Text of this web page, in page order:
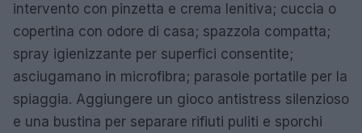
intervento con pinzetta e crema lenitiva; cuccia o
copertina con odore di casa; spazzola compatta;
spray igienizzante per superfici consentite;
asciugamano in microfibra; parasole portatile per la
spiaggia. Aggiungere un gioco antistress silenzioso
e una bustina per separare rifiuti puliti e sporchi